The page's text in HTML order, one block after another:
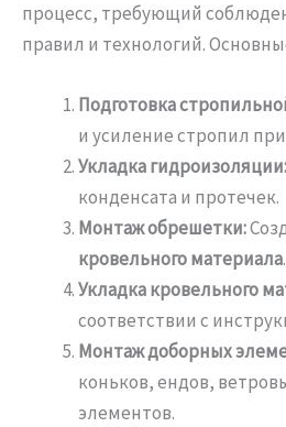
процесс, требующий
правил и технологий.
Подготовка
и усиление стропил
Укладка гидроизоляции:
конденсата и протечек.
Монтаж обрешетки:
кровельного материала.
Укладка кровельного
соответствии с
Монтаж доборных
коньков, ендов,
элементов.